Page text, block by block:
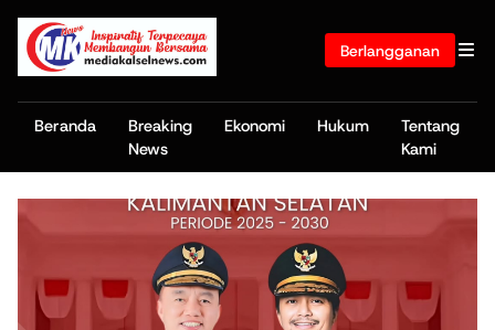
Berlangganan
Beranda
Breaking
News
Ekonomi Hukum
Tentang
Kami